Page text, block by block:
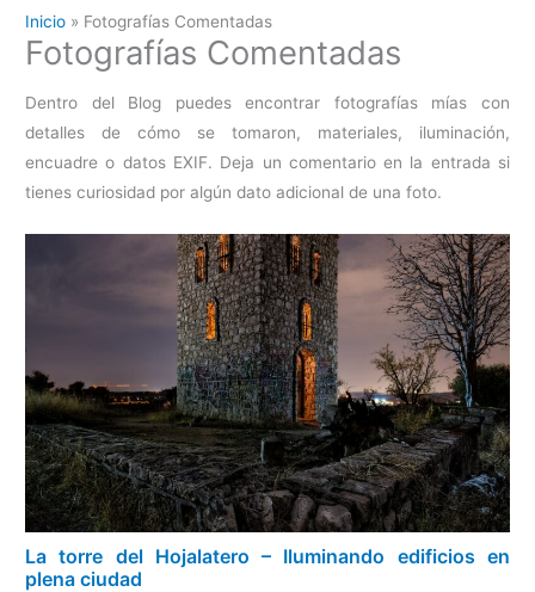
Inicio Fotografías Comentadas
Fotografías Comentadas
Dentro del Blog puedes encontrar fotografías mías con
detalles de cómo se tomaron, materiales, iluminación,
encuadre o datos EXIF. Deja un comentario en la entrada si
tienes curiosidad por algún dato adicional de una foto.
La torre del Hojalatero – Iluminando edificios en
plena ciudad